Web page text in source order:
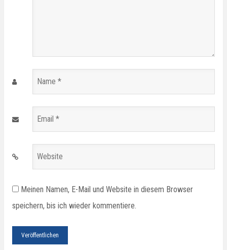
Name
Email
Website
Meinen Namen, E-Mail und Website in diesem Browser
speichern, bis ich wieder kommentiere.